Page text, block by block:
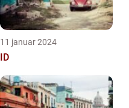
11 januar 2024
ID